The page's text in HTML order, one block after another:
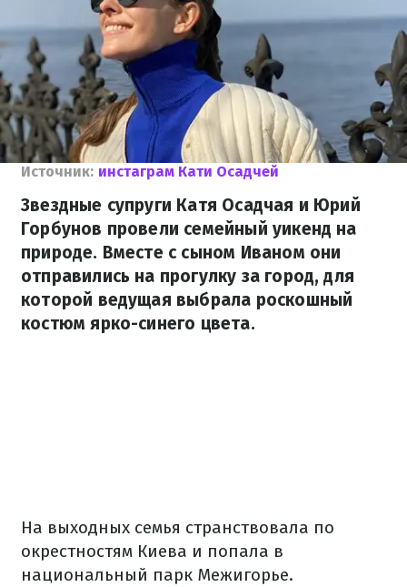
Источник: инстаграм Кати Осадчей
Звездные супруги Катя Осадчая и Юрий
Горбунов провели семейный уикенд на
природе. Вместе с сыном Иваном они
отправились на прогулку за город, для
которой ведущая выбрала роскошный
костюм ярко-синего цвета.
На выходных семья странствовала по
окрестностям Киева и попала в
национальный парк Межигорье.